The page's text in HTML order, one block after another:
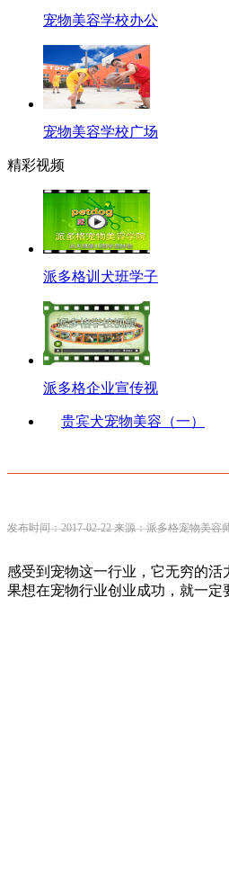
宠物美容学校办公
宠物美容学校广场
精彩视频
派多格训犬班学子
派多格企业宣传视
贵宾犬宠物美容（一）
发布时间：2017-02-22 来源：派多格宠物美容
感受到宠物这一行业，它无穷的
果想在宠物行业创业成功，就一定